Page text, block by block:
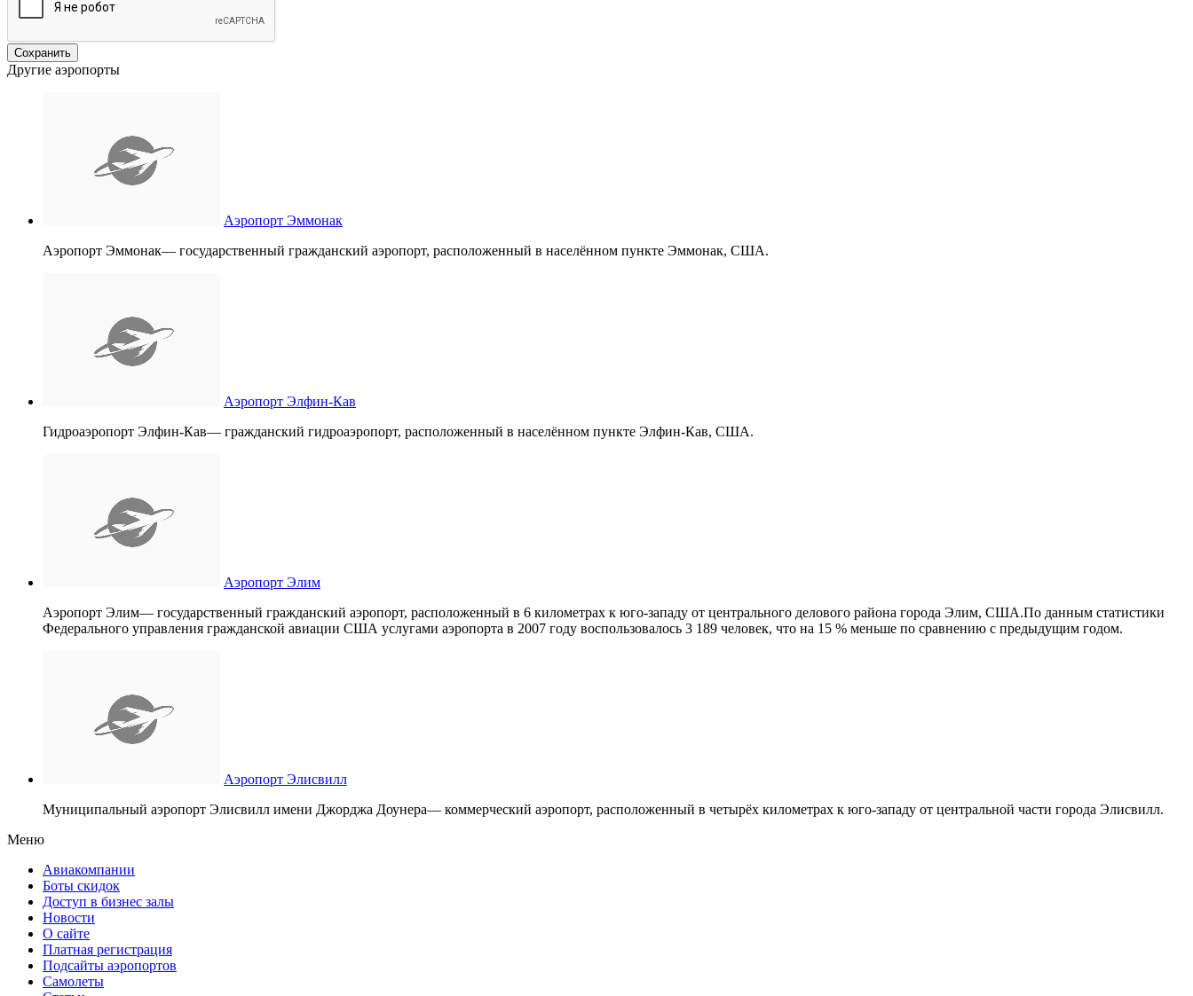
Другие аэропорты
Аэропорт Эммонак
Аэропорт Эммонак— государственный гражданский аэропорт, расположенный в населённом пункте Эммонак, США.
Аэропорт Элфин-Кав
Гидроаэропорт Элфин-Кав— гражданский гидроаэропорт, расположенный в населённом пункте Элфин-Кав, США.
Аэропорт Элим
Аэропорт Элим— государственный гражданский аэропорт, расположенный в 6 километрах к юго-западу от центрального делового района города Элим, США.По данным статистики
Федерального управления гражданской авиации США услугами аэропорта в 2007 году воспользовалось 3 189 человек, что на 15 % меньше по сравнению с предыдущим годом.
Аэропорт Элисвилл
Муниципальный аэропорт Элисвилл имени Джорджа Доунера— коммерческий аэропорт, расположенный в четырёх километрах к юго-западу от центральной части города Элисвилл.
Меню
Авиакомпании
Боты скидок
Доступ в бизнес залы
Новости
О сайте
Платная регистрация
Подсайты аэропортов
Самолеты